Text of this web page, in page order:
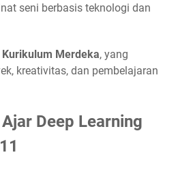
seni berbasis teknologi dan
Kurikulum Merdeka, yang
kreativitas, dan pembelajaran
Deep Learning